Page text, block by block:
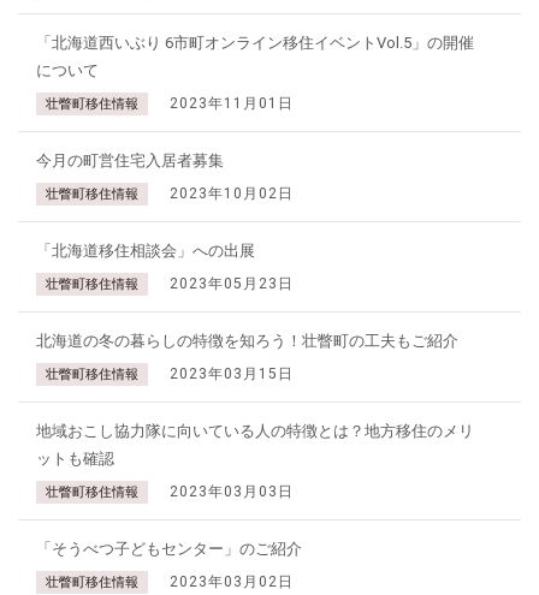
「北海道西いぶり 6市町オンライン移住イベントVol.5」の開催
について
壮瞥町移住情報 2023年11月01日
今月の町営住宅入居者募集
壮瞥町移住情報 2023年10月02日
「北海道移住相談会」への出展
壮瞥町移住情報 2023年05月23日
北海道の冬の暮らしの特徴を知ろう！壮瞥町の工夫もご紹介
壮瞥町移住情報 2023年03月15日
地域おこし協力隊に向いている人の特徴とは？地方移住のメリ
ットも確認
壮瞥町移住情報 2023年03月03日
「そうべつ子どもセンター」のご紹介
壮瞥町移住情報 2023年03月02日